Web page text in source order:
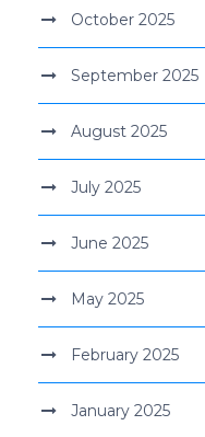
October 2025
September 2025
August 2025
July 2025
June 2025
May 2025
February 2025
January 2025